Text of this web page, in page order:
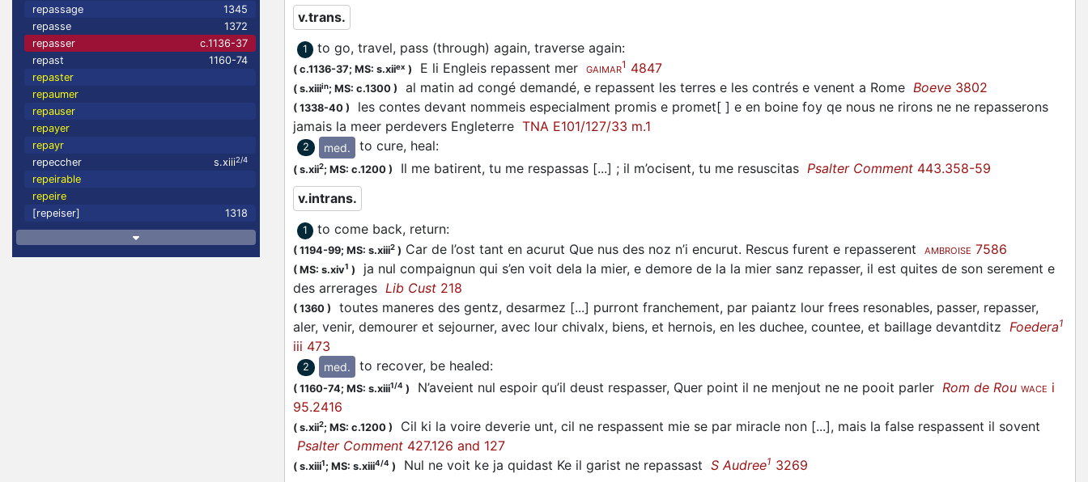
repassage
1345
repasse
1372
repasser
c.1136-37
repast
1160-74
repaster
repaumer
repauser
repayer
repayr
repeccher
s.xiii2/4
repeirable
repeire
[repeiser]
1318
v.trans.
1 to go, travel, pass (through) again, traverse again:
( c.1136-37; MS: s.xiiex ) E li Engleis repassent mer GAIMAR1 4847
( s.xiiiin; MS: c.1300 ) al matin ad congé demandé, e repassent les terres e les contrés e venent a Rome Boeve 3802
( 1338-40 )
les contes devant nommeis especialment promis e promet[ ] e en boine foy qe nous ne rirons ne ne repasserons
jamais la meer perdevers Engleterre TNA E101/127/33 m.1
2 med. to cure, heal:
( s.xii2; MS: c.1200 ) Il me batirent, tu me respassas [...] ; il m’ocisent, tu me resuscitas Psalter Comment 443.358-59
v.intrans.
1 to come back, return:
( 1194-99; MS: s.xiii2 ) Car de l’ost tant en acurut Que nus des noz n’i encurut. Rescus furent e repasserent AMBROISE 7586
( MS: s.xiv1 )
ja nul compaignun qui s’en voit dela la mier, e demore de la la mier sanz repasser, il est quites de son serement e
des arrerages Lib Cust 218
( 1360 )
toutes maneres des gentz, desarmez [...] purront franchement, par paiantz lour frees resonables, passer, repasser,
aler, venir, demourer et sejourner, avec lour chivalx, biens, et hernois, en les duchee, countee, et baillage devantditz Foedera1
iii 473
2 med. to recover, be healed:
( 1160-74; MS: s.xiii1/4 ) N’aveient nul espoir qu’il deust respasser, Quer point il ne menjout ne ne pooit parler Rom de Rou WACE i
95.2416
( s.xii2; MS: c.1200 )
Cil ki la voire deverie unt, cil ne respassent mie se par miracle non [...], mais la false respassent il sovent
Psalter Comment 427.126 and 127
( s.xiii1; MS: s.xiii4/4 ) Nul ne voit ke ja quidast Ke il garist ne repassast S Audree1 3269